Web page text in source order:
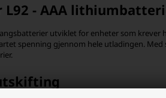
L92 - AAA
utviklet for enheter som
spenning gjennom hele utladingen.